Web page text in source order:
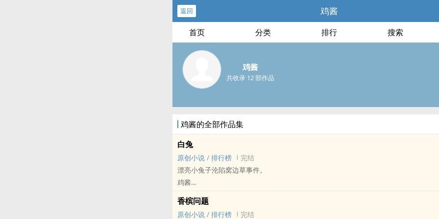
返回 鸡酱
首页 分类 排行 搜索
鸡酱
共收录 12 部作品
鸡酱的全部作品集
白兔
原创小说 / 排行榜
完结
漂亮小兔子沦陷窝边草事件。
鸡酱
狗血 - 三观不正 - ABO - 暗恋
香槟问题
原创小说 / 排行榜 完结